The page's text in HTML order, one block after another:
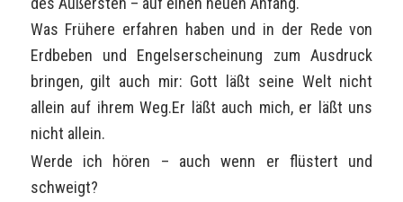
Was Frühere erfahren haben und in der Rede von
Erdbeben und Engelserscheinung zum Ausdruck
bringen, gilt auch mir: Gott läßt seine Welt nicht
allein auf ihrem Weg.Er läßt auch mich, er läßt uns
nicht allein.
Werde ich hören – auch wenn er flüstert und
schweigt?